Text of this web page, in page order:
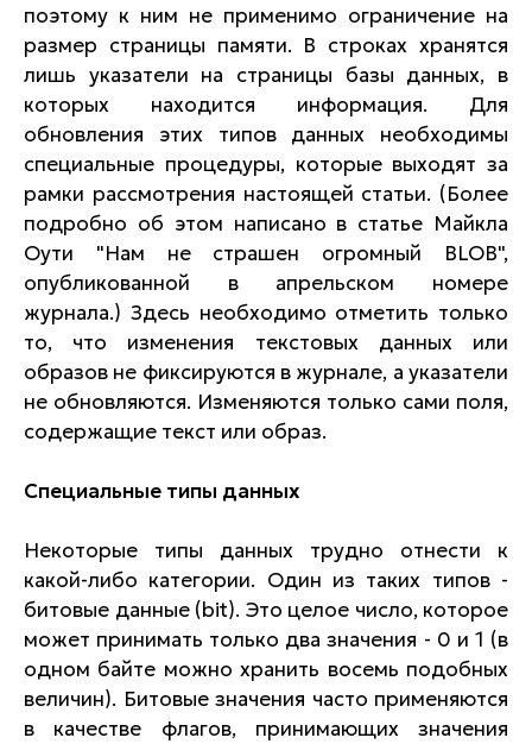
поэтому к ним не применимо ограничение на
размер страницы памяти. В строках хранятся
лишь указатели на страницы базы данных, в
которых находится информация. Для
обновления этих типов данных необходимы
специальные процедуры, которые выходят за
рамки рассмотрения настоящей статьи. (Более
подробно об этом написано в статье Майкла
Оути "Нам не страшен огромный BLOB",
опубликованной в апрельском номере
журнала.) Здесь необходимо отметить только
то, что изменения текстовых данных или
образов не фиксируются в журнале, а указатели
не обновляются. Изменяются только сами поля,
содержащие текст или образ.
Специальные типы данных
Некоторые типы данных трудно отнести к
какой-либо категории. Один из таких типов -
битовые данные (bit). Это целое число, которое
может принимать только два значения - 0 и 1 (в
одном байте можно хранить восемь подобных
величин). Битовые значения часто применяются
в качестве флагов, принимающих значения